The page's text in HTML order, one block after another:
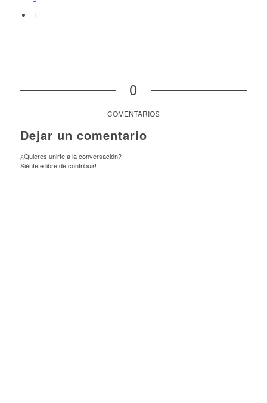
0
COMENTARIOS
Dejar un comentario
¿Quieres unirte a la conversación?
Siéntete libre de contribuir!